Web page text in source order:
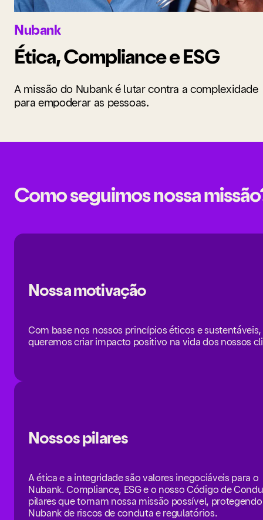
Nubank
Ética, Compliance e ESG
A missão do Nubank é lutar contra a complexidade
para empoderar as pessoas.
Como seguimos nossa
Nossa motivação
Com base nos nossos princípios éticos e sustentáveis,
queremos criar impacto positivo na vida dos nossos
Nossos pilares
A ética e a integridade são valores inegociáveis para o
Nubank. Compliance, ESG e o nosso Código de
pilares que tornam nossa missão possível,
Nubank de riscos de conduta e regulatórios.